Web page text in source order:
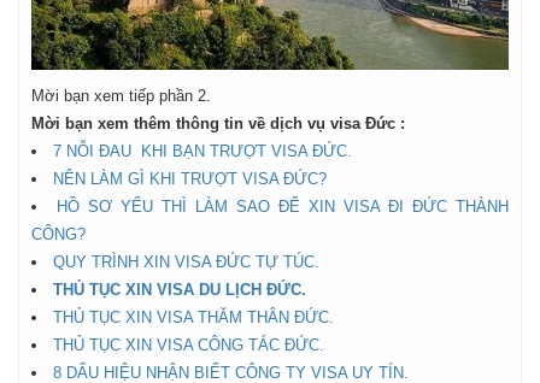
Mời bạn xem tiếp phần 2.
Mời bạn xem thêm thông tin về dịch vụ visa Đức :
7 NỖI ĐAU KHI BẠN TRƯỢT VISA ĐỨC.
NÊN LÀM GÌ KHI TRƯỢT VISA ĐỨC?
HỒ SƠ YẾU THÌ LÀM SAO ĐỂ XIN VISA ĐI ĐỨC THÀNH
CÔNG?
QUY TRÌNH XIN VISA ĐỨC TỰ TÚC.
THỦ TỤC XIN VISA DU LỊCH ĐỨC.
THỦ TỤC XIN VISA THĂM THÂN ĐỨC.
THỦ TỤC XIN VISA CÔNG TÁC ĐỨC.
8 DẤU HIỆU NHẬN BIẾT CÔNG TY VISA UY TÍN.